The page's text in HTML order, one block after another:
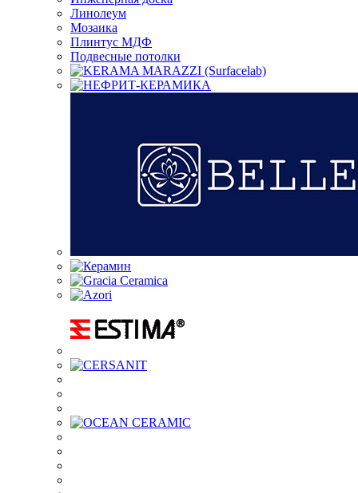
Линолеум
Мозаика
Плинтус МДФ
Подвесные потолки